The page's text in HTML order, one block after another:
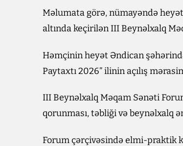
Məlumata görə, nümayəndə
altında keçirilən III Beynəlxalq
Həmçinin heyət Əndican
Paytaxtı 2026” ilinin açılış
III Beynəlxalq Məqam Sənəti
qorunması, təbliği və beynəlxalq
Forum çərçivəsində elmi-praktik